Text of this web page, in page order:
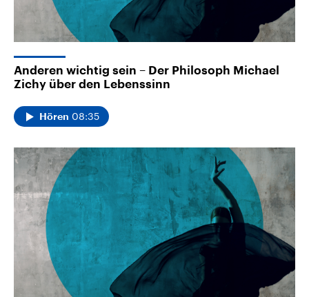
Anderen wichtig sein – Der Philosoph Michael
Zichy über den Lebenssinn
Hören 08:35